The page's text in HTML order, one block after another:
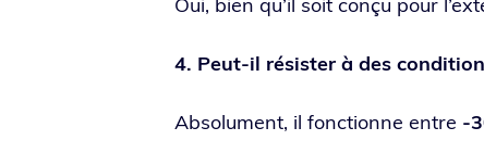
Oui, bien qu’il soit conçu pour
4. Peut-il résis­ter à des
Absolument, il fonc­tionne entre -